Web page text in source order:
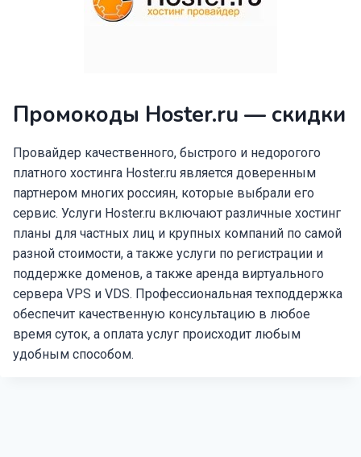
Промокоды Hoster.ru — скидки
Провайдер качественного, быстрого и недорогого
платного хостинга Hoster.ru является доверенным
партнером многих россиян, которые выбрали его
сервис. Услуги Hoster.ru включают различные хостинг
планы для частных лиц и крупных компаний по самой
разной стоимости, а также услуги по регистрации и
поддержке доменов, а также аренда виртуального
сервера VPS и VDS. Профессиональная техподдержка
обеспечит качественную консультацию в любое
время суток, а оплата услуг происходит любым
удобным способом.